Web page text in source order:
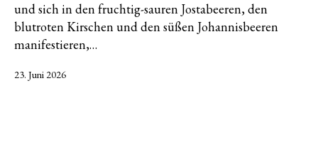
und sich in den fruchtig-sauren Jostabeeren, den
blutroten Kirschen und den süßen Johannisbeeren
manifestieren,…
Veröffentlicht
23. Juni 2026